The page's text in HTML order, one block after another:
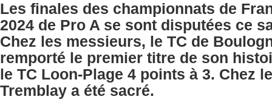
Les finales des championnats de
2024 de Pro A se sont disputées ce
Chez les messieurs, le TC de
remporté le premier titre de son
le TC Loon-Plage 4 points à 3. Chez
Tremblay a été sacré.